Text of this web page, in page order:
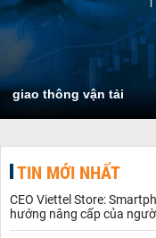
giao thông vận tải
TIN MỚI NHẤT
CEO Viettel Store:
hướng nâng cấp của